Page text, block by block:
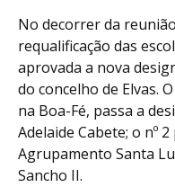
No decorrer da
requalificação das
aprovada a nova
do concelho de Elvas.
na Boa-Fé, passa a
Adelaide Cabete; o nº
Agrupamento Santa
Sancho II.